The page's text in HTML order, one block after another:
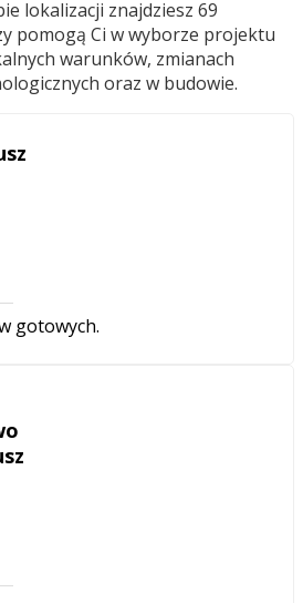
lokalizacji znajdziesz 69
pomogą Ci w wyborze projektu
warunków, zmianach
oraz w budowie.
gotowych.